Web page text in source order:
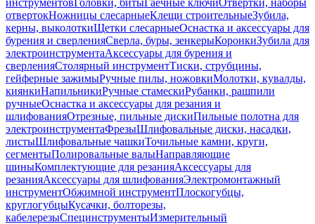
инструментовГоловки, битыГаечные ключиОтвертки, наборы
отвертокНожницы слесарныеКлещи строительныеЗубила,
керны, выколоткиЩетки слесарныеОснастка и аксессуары для
бурения и сверленияСверла, буры, зенкерыКоронкиЗубила для
электроинструментаАксессуары для бурения и
сверленияСтолярный инструментТиски, струбцины,
гейферные зажимыРучные пилы, ножовкиМолотки, кувалды,
киянкиНапильникиРучные стамескиРубанки, рашпили
ручныеОснастка и аксессуары для резания и
шлифованияОтрезные, пильные дискиПильные полотна для
электроинструментаФрезыШлифовальные диски, насадки,
листыШлифовальные чашкиТочильные камни, круги,
сегментыПолировальные валыНаправляющие
шиныКомплектующие для резанияАксессуары для
резанияАксессуары для шлифованияЭлектромонтажный
инструментОбжимной инструментПлоскогубцы,
круглогубцыКусачки, болторезы,
кабелерезыСпецинструментыИзмерительный